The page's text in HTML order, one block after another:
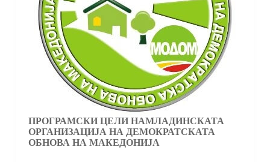
ПРОГРАМСКИ ЦЕЛИ НАМЛАДИНСКАТА
ОРГАНИЗАЦИЈА НА ДЕМОКРАТСКАТА
ОБНОВА НА МАКЕДОНИЈА